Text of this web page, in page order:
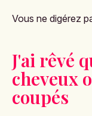
Vous ne digérez
J'ai rêvé
cheveux
coupés